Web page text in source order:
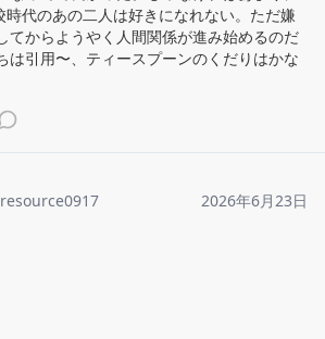
代のあの二人は好きになれない。ただ嫌
てからようやく人間関係が進み始めるのだ
は引用〜、ティースプーンのくだりはかな
resource0917 2026年6月23日